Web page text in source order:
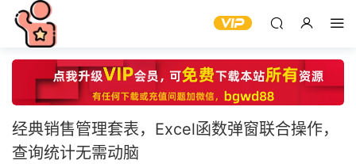
经典销售管理套表，Excel函数弹窗联合操作，
查询统计无需动脑